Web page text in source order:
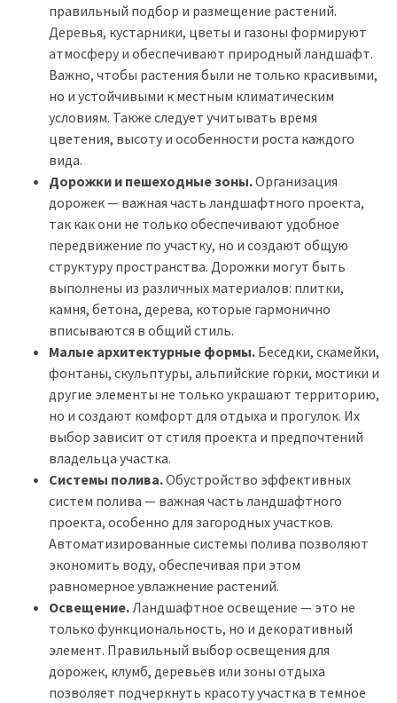
правильный подбор и размещение растений.
Деревья, кустарники, цветы и газоны формируют
атмосферу и обеспечивают природный ландшафт.
Важно, чтобы растения были не только красивыми,
но и устойчивыми к местным климатическим
условиям. Также следует учитывать время
цветения, высоту и особенности роста каждого
вида.
Дорожки и пешеходные зоны.Организация
дорожек — важная часть ландшафтного проекта,
так как они не только обеспечивают удобное
передвижение по участку, но и создают общую
структуру пространства. Дорожки могут быть
выполнены из различных материалов: плитки,
камня, бетона, дерева, которые гармонично
вписываются в общий стиль.
Малые архитектурные формы. Беседки, скамейки,
фонтаны, скульптуры, альпийские горки, мостики и
другие элементы не только украшают территорию,
но и создают комфорт для отдыха и прогулок. Их
выбор зависит от стиля проекта и предпочтений
владельца участка.
Системы полива.Обустройство эффективных
систем полива — важная часть ландшафтного
проекта, особенно для загородных участков.
Автоматизированные системы полива позволяют
экономить воду, обеспечивая при этом
равномерное увлажнение растений.
Освещение. Ландшафтное освещение — это не
только функциональность, но и декоративный
элемент. Правильный выбор освещения для
дорожек, клумб, деревьев или зоны отдыха
позволяет подчеркнуть красоту участка в темное